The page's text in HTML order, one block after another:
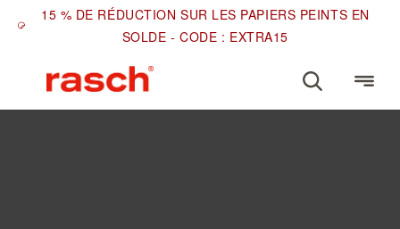
15 % DE RÉDUCTION SUR LES PAPIERS PEINTS EN
SOLDE - CODE : EXTRA15